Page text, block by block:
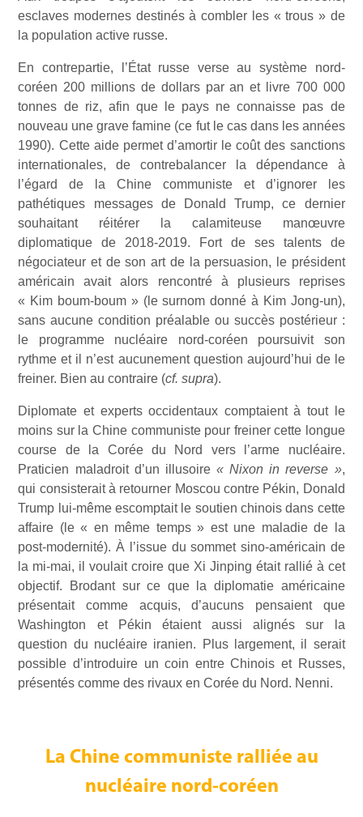
esclaves modernes destinés à combler les « trous » de
la population active russe.
En contrepartie, l’État russe verse au système nord-
coréen 200 millions de dollars par an et livre 700 000
tonnes de riz, afin que le pays ne connaisse pas de
nouveau une grave famine (ce fut le cas dans les années
1990). Cette aide permet d’amortir le coût des sanctions
internationales, de contrebalancer la dépendance à
l’égard de la Chine communiste et d’ignorer les
pathétiques messages de Donald Trump, ce dernier
souhaitant réitérer la calamiteuse manœuvre
diplomatique de 2018-2019. Fort de ses talents de
négociateur et de son art de la persuasion, le président
américain avait alors rencontré à plusieurs reprises
« Kim boum-boum » (le surnom donné à Kim Jong-un),
sans aucune condition préalable ou succès postérieur :
le programme nucléaire nord-coréen poursuivit son
rythme et il n’est aucunement question aujourd’hui de le
freiner. Bien au contraire (cf. supra).
Diplomate et experts occidentaux comptaient à tout le
moins sur la Chine communiste pour freiner cette longue
course de la Corée du Nord vers l’arme nucléaire.
Praticien maladroit d’un illusoire « Nixon in reverse »,
qui consisterait à retourner Moscou contre Pékin, Donald
Trump lui-même escomptait le soutien chinois dans cette
affaire (le « en même temps » est une maladie de la
post-modernité). À l’issue du sommet sino-américain de
la mi-mai, il voulait croire que Xi Jinping était rallié à cet
objectif. Brodant sur ce que la diplomatie américaine
présentait comme acquis, d’aucuns pensaient que
Washington et Pékin étaient aussi alignés sur la
question du nucléaire iranien. Plus largement, il serait
possible d’introduire un coin entre Chinois et Russes,
présentés comme des rivaux en Corée du Nord. Nenni.
La Chine communiste ralliée au
nucléaire nord-coréen